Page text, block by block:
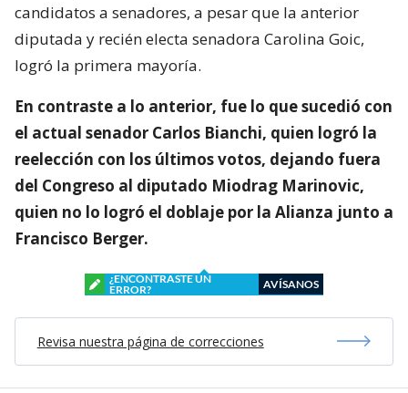
candidatos a senadores, a pesar que la anterior
diputada y recién electa senadora Carolina Goic,
logró la primera mayoría.
En contraste a lo anterior, fue lo que sucedió con
el actual senador Carlos Bianchi, quien logró la
reelección con los últimos votos, dejando fuera
del Congreso al diputado Miodrag Marinovic,
quien no lo logró el doblaje por la Alianza junto a
Francisco Berger.
¿ENCONTRASTE UN
ERROR?
AVÍSANOS
Revisa nuestra página de correcciones